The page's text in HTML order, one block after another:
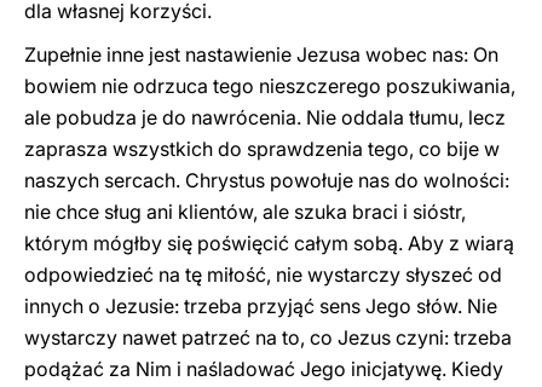
dla własnej korzyści.
Zupełnie inne jest nastawienie Jezusa wobec nas: On
bowiem nie odrzuca tego nieszczerego poszukiwania,
ale pobudza je do nawrócenia. Nie oddala tłumu, lecz
zaprasza wszystkich do sprawdzenia tego, co bije w
naszych sercach. Chrystus powołuje nas do wolności:
nie chce sług ani klientów, ale szuka braci i sióstr,
którym mógłby się poświęcić całym sobą. Aby z wiarą
odpowiedzieć na tę miłość, nie wystarczy słyszeć od
innych o Jezusie: trzeba przyjąć sens Jego słów. Nie
wystarczy nawet patrzeć na to, co Jezus czyni: trzeba
podążać za Nim i naśladować Jego inicjatywę. Kiedy